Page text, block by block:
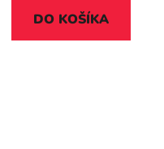
DO KOŠÍKA